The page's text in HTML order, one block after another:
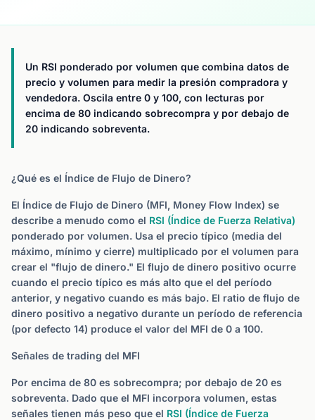
Un RSI ponderado por volumen que combina datos de
precio y volumen para medir la presión compradora y
vendedora. Oscila entre 0 y 100, con lecturas por
encima de 80 indicando sobrecompra y por debajo de
20 indicando sobreventa.
¿Qué es el Índice de Flujo de Dinero?
El Índice de Flujo de Dinero (MFI, Money Flow Index) se
describe a menudo como el RSI (Índice de Fuerza Relativa)
ponderado por volumen. Usa el precio típico (media del
máximo, mínimo y cierre) multiplicado por el volumen para
crear el "flujo de dinero." El flujo de dinero positivo ocurre
cuando el precio típico es más alto que el del período
anterior, y negativo cuando es más bajo. El ratio de flujo de
dinero positivo a negativo durante un período de referencia
(por defecto 14) produce el valor del MFI de 0 a 100.
Señales de trading del MFI
Por encima de 80 es sobrecompra; por debajo de 20 es
sobreventa. Dado que el MFI incorpora volumen, estas
señales tienen más peso que el RSI (Índice de Fuerza